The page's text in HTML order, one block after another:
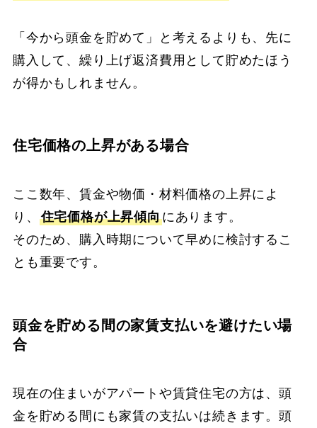
「今から頭金を貯めて」と考えるよりも、先に
購入して、繰り上げ返済費用として貯めたほう
が得かもしれません。
住宅価格の上昇がある場合
ここ数年、賃金や物価・材料価格の上昇によ
り、 住宅価格が上昇傾向にあります。
そのため、購入時期について早めに検討するこ
とも重要です。
頭金を貯める間の家賃支払いを避けたい場
合
現在の住まいがアパートや賃貸住宅の方は、頭
金を貯める間にも家賃の支払いは続きます。頭